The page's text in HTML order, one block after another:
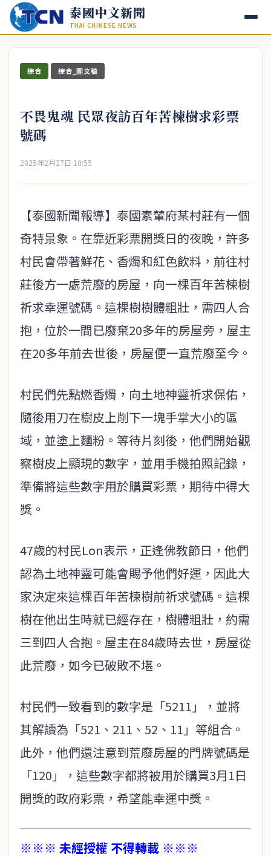
泰國中文新聞
THAI CHINESE NEWS
綜合 綜合_圖文稿
不畏鬼魂 民眾夜訪百年苦楝樹求彩票
號碼
2025年2月27日 10:55
【泰國新聞報導】泰國素輦府某村莊有一個
奇特景象。在靠近彩票開獎日的夜晚，許多
村民會帶著鮮花、香燭和紅色飲料，前往村
莊後方一處荒廢的房屋，向一棵百年苦楝樹
祈求幸運號碼。這棵樹樹體粗壯，需四人合
抱，位於一間已廢棄20多年的房屋旁，屋主
在20多年前去世後，房屋便一直荒廢至今。
村民們先點燃香燭，向土地神靈祈求保佑，
隨後用刀在樹皮上削下一塊手掌大小的區
域，並塗上麵粉。等待片刻後，他們開始觀
察樹皮上顯現的數字，並用手機拍照記錄，
準備將這些數字用於購買彩票，期待中得大
獎。
47歲的村民Lon表示，正逢佛教節日，他們
認為土地神靈可能會賜予他們好運，因此大
家決定來這棵百年苦楝樹前祈求號碼。這棵
樹在他出生時就已經存在，樹體粗壯，約需
三到四人合抱。屋主在84歲時去世，房屋從
此荒廢，如今已破敗不堪。
村民們一致看到的數字是「5211」，並將
其解讀為「521、211、52、11」等組合。
此外，他們還注意到荒廢房屋的門牌號碼是
「120」，這些數字都將被用於購買3月1日
開獎的政府彩票，希望能幸運中獎。
※※※ 未經授權 不得轉載 ※※※